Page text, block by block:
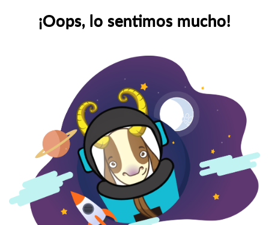
¡Oops, lo sentimos mucho!